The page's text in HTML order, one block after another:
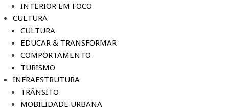
INTERIOR EM FOCO
CULTURA
CULTURA
EDUCAR & TRANSFORMAR
COMPORTAMENTO
TURISMO
INFRAESTRUTURA
TRÂNSITO
MOBILIDADE URBANA